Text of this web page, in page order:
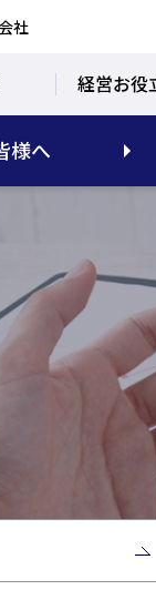
社
経営お役
様へ